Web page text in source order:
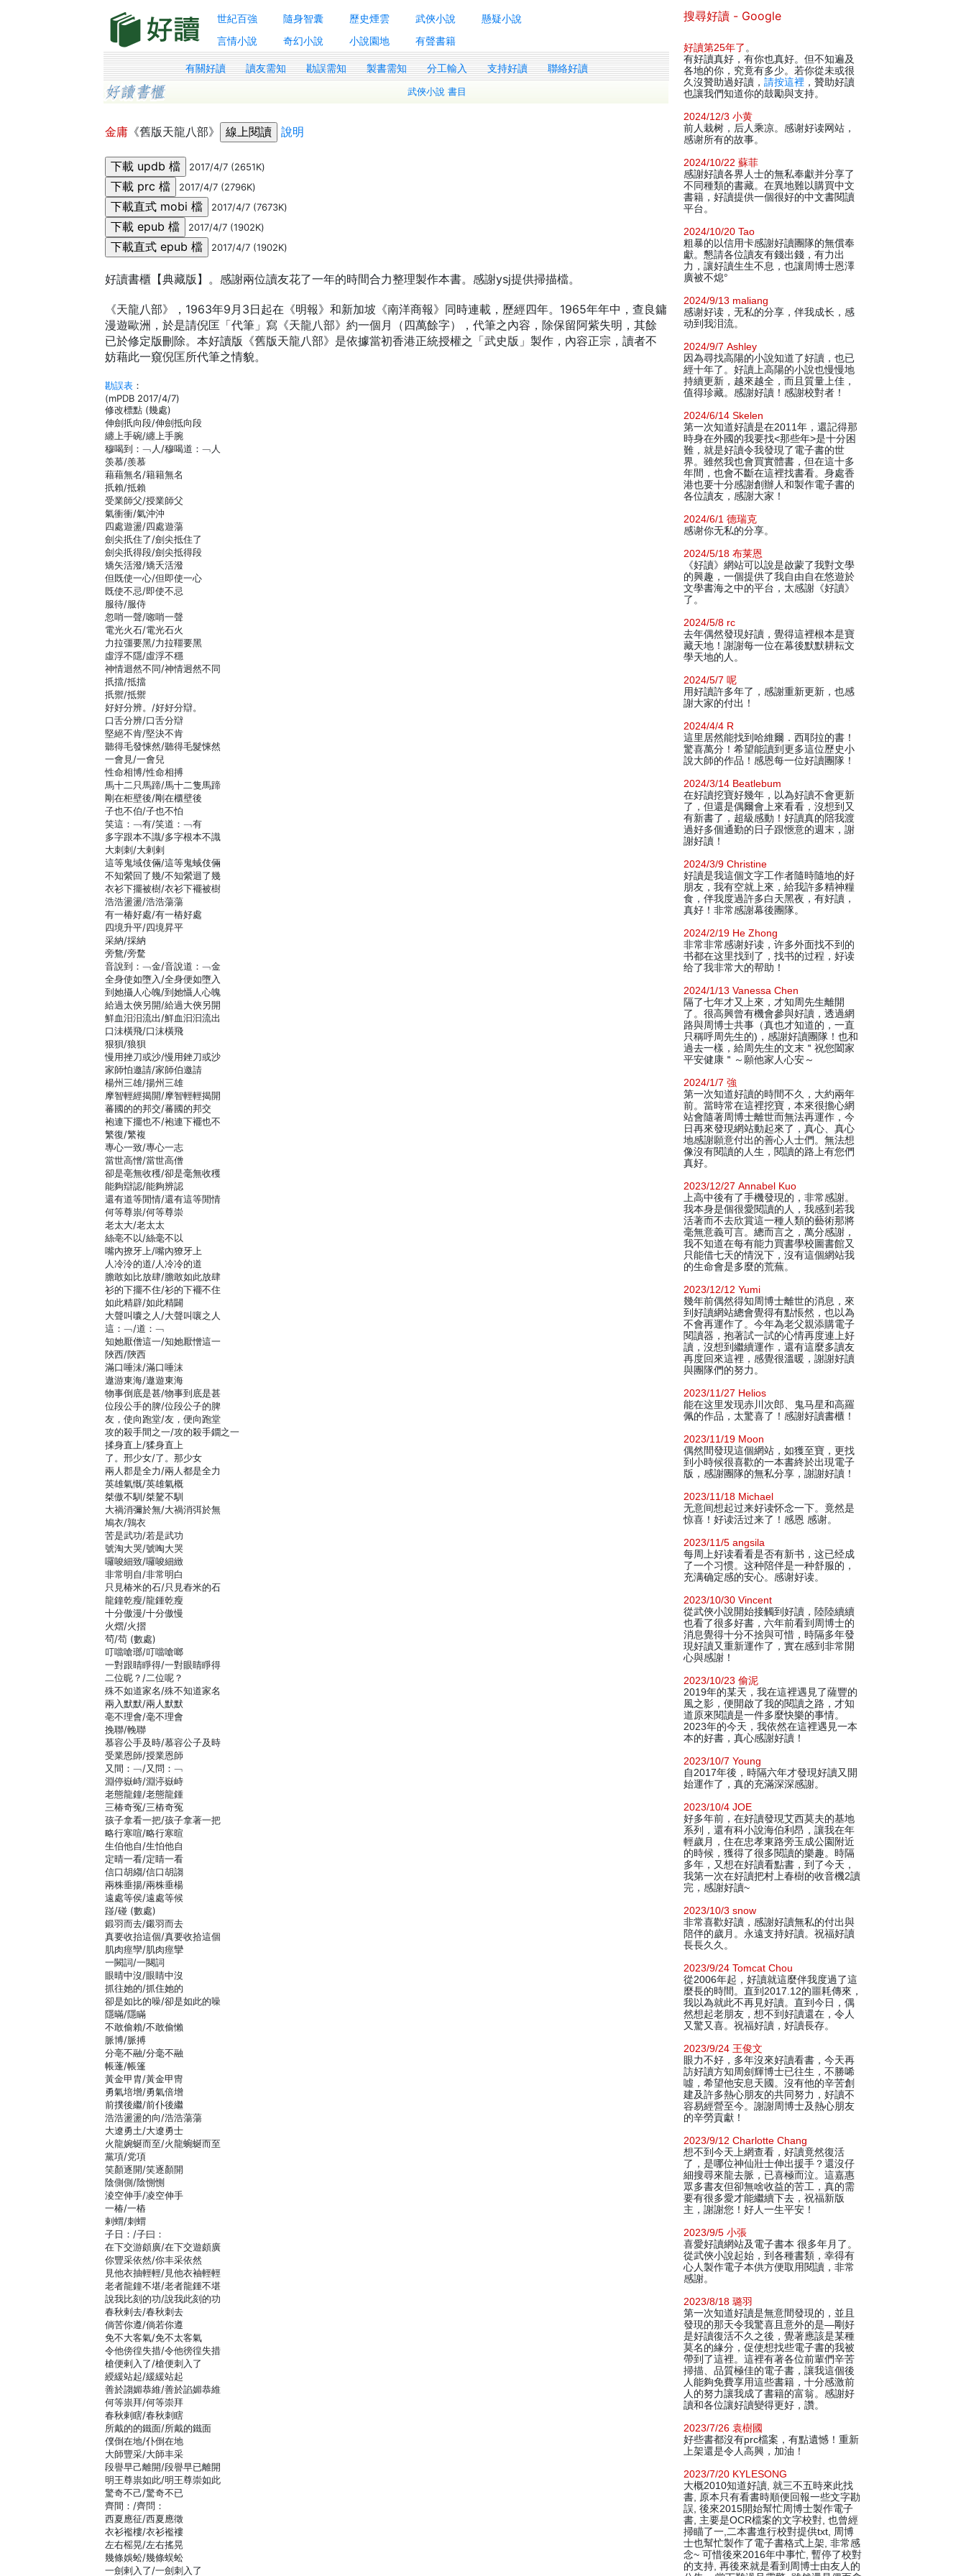
世紀百強 隨身智囊 歷史煙雲 武俠小說
懸疑小說
言情小說
奇幻小說 小說園地 有聲書籍
有關好讀 讀友需知 勘誤需知 製書需知 分工輸入 支持好讀 聯絡好讀
武俠小說 書目
金庸 《舊版天龍八部》 說明
2017/4/7 (2651K)
2017/4/7 (2796K)
2017/4/7 (7673K)
2017/4/7 (1902K)
2017/4/7 (1902K)
好讀書櫃【典藏版】。感謝兩位讀友花了一年的時間合力整理製作本書。感謝ysj提供掃描檔。
《天龍八部》，1963年9月3日起在《明報》和新加坡《南洋商報》同時連載，歷經四年。1965年年中，查良鏞
漫遊歐洲，於是請倪匡「代筆」寫《天龍八部》約一個月（四萬餘字），代筆之內容，除保留阿紫失明，其餘
已於修定版刪除。本好讀版《舊版天龍八部》是依據當初香港正統授權之「武史版」製作，內容正宗，讀者不
妨藉此一窺倪匡所代筆之情貌。
勘誤表 ：
(mPDB 2017/4/7)
修改標點 (幾處)
伸劍扺向段/伸劍抵向段
纏上手碗/纏上手腕
穆喝到：﹁人/穆喝道：﹁人
羡慕/羨慕
藉藉無名/籍籍無名
扺賴/抵賴
受業師父/授業師父
氣衝衝/氣沖沖
四處遊盪/四處遊蕩
劍尖扺住了/劍尖抵住了
劍尖扺得段/劍尖抵得段
矯矢活潑/矯夭活潑
但既使一心/但即使一心
既使不忌/即使不忌
服待/服侍
忽哨一聲/唿哨一聲
電光火石/電光石火
力拉彊要黑/力拉韁要黑
虛浮不隱/虛浮不穩
神情迴然不同/神情迥然不同
扺擋/抵擋
扺禦/抵禦
好好分辨。/好好分辯。
口舌分辨/口舌分辯
堅絕不肯/堅決不肯
聽得毛發悚然/聽得毛髮悚然
一會見/一會兒
性命相博/性命相搏
馬十二只馬蹄/馬十二隻馬蹄
剛在柜壁後/剛在櫃壁後
子也不伯/子也不怕
笑這：﹁有/笑道：﹁有
多字跟本不識/多字根本不識
大刺刺/大剌剌
這等鬼域伎倆/這等鬼蜮伎倆
不知縈回了幾/不知縈迴了幾
衣衫下擺被樹/衣衫下襬被樹
浩浩盪盪/浩浩蕩蕩
有一椿好處/有一樁好處
四境升平/四境昇平
采納/採納
旁鶩/旁騖
音說到：﹁金/音說道：﹁金
全身使如墮入/全身便如墮入
到她攝人心魄/到她懾人心魄
給過太俠另開/給過大俠另開
鮮血汨汨流出/鮮血汩汩流出
口沬橫飛/口沫橫飛
狠狽/狼狽
慢用挫刀或沙/慢用銼刀或沙
家師怕邀請/家師伯邀請
楊州三雄/揚州三雄
摩智輕經揭開/摩智輕輕揭開
蕃國的的邦交/蕃國的邦交
袍連下擺也不/袍連下襬也不
繁復/繁複
專心一致/專心一志
當世高憎/當世高僧
卻是亳無收穫/卻是毫無收穫
能夠辯認/能夠辨認
還有道等閒情/還有這等閒情
何等尊祟/何等尊崇
老太大/老太太
絲亳不以/絲毫不以
嘴內撩牙上/嘴內獠牙上
人冷泠的道/人冷冷的道
膽敢如比放肆/膽敢如此放肆
衫的下擺不住/衫的下襬不住
如此精辟/如此精闢
大聲叫囔之人/大聲叫嚷之人
這：﹁/道：﹁
知她厭僧這一/知她厭憎這一
陜西/陝西
滿口唾沬/滿口唾沫
遨游東海/遨遊東海
物事倒底是甚/物事到底是甚
位段公手的脾/位段公子的脾
友，使向跑堂/友，便向跑堂
攻的殺手間之一/攻的殺手鐗之一
揉身直上/猱身直上
了。邢少女/了。那少女
兩人郡是全力/兩人都是全力
英雄氣慨/英雄氣概
桀傲不馴/桀驁不馴
大禍消彌於無/大禍消弭於無
鳩衣/鶉衣
苦是武功/若是武功
號淘大哭/號啕大哭
囉唆細致/囉唆細緻
非常明自/非常明白
只見椿米的石/只見舂米的石
龍鐘乾瘦/龍鍾乾瘦
十分傲漫/十分傲慢
火熠/火摺
茍/苟 (數處)
叮噹嗆瑯/叮噹嗆啷
一對跟睛睜得/一對眼睛睜得
二位昵？/二位呢？
殊不如道家名/殊不知道家名
兩入默默/兩人默默
亳不理會/毫不理會
挽聯/輓聯
慕容公手及時/慕容公子及時
受業恩師/授業恩師
又間：﹁/又問：﹁
淵停嶽峙/淵渟嶽峙
老態龍鐘/老態龍鍾
三椿奇冤/三樁奇冤
孩子拿看一把/孩子拿著一把
略行寒喧/略行寒暄
生伯他自/生怕他自
定晴一看/定睛一看
信口胡縐/信口胡謅
兩株垂揚/兩株垂楊
遠處等侯/遠處等候
踫/碰 (數處)
鍛羽而去/鎩羽而去
真要收抬這個/真要收拾這個
肌肉痙孿/肌肉痙攣
一闕詞/一闋詞
眼晴中沒/眼睛中沒
抓往她的/抓住她的
卻是如比的噪/卻是如此的噪
隱暪/隱瞞
不敢偷賴/不敢偷懶
脈博/脈搏
分亳不融/分毫不融
帳蓬/帳篷
黃金甲胄/黃金甲冑
勇氣培增/勇氣倍增
前撲後繼/前仆後繼
浩浩盪盪的向/浩浩蕩蕩
大遼勇土/大遼勇士
火龍婉蜒而至/火龍蜿蜒而至
黨項/党項
笑顏逐開/笑逐顏開
陰側側/陰惻惻
淩空伸手/凌空伸手
一椿/一樁
剌蝟/刺蝟
子日：/子曰：
在下交游頗廣/在下交遊頗廣
你豐采依然/你丰采依然
見他衣抽輕輕/見他衣袖輕輕
老者龍鐘不堪/老者龍鍾不堪
說我比刻的功/說我此刻的功
春秋剌去/春秋刺去
倘苦你遵/倘若你遵
免不大客氣/免不太客氣
令他傍徨失措/令他徬徨失措
槍便剌入了/槍便刺入了
綬緩站起/緩緩站起
善於謅媚恭維/善於諂媚恭維
何等祟拜/何等崇拜
春秋剌瞎/春秋刺瞎
所戴的的鐵面/所戴的鐵面
僕倒在地/仆倒在地
大師豐采/大師丰采
段譽早己離開/段譽早已離開
明王尊祟如此/明王尊崇如此
驚奇不己/驚奇不已
齊間：/齊問：
西夏應征/西夏應徵
衣衫襤樓/衣衫襤褸
左右榣晃/左右搖晃
幾條娛蚣/幾條蜈蚣
一劍剌入了/一劍刺入了
搜尋好讀 - Google
好讀第25年了 。
有好讀真好，有你也真好。但不知遍及
各地的你，究竟有多少。若你從未或很
久沒贊助過好讀， 請按這裡 ，贊助好讀
也讓我們知道你的鼓勵與支持。
2024/12/3 小黄
前人栽树，后人乘凉。感谢好读网站，
感谢所有的故事。
2024/10/22 蘇菲
感謝好讀各界人士的無私奉獻并分享了
不同種類的書藏。在異地難以購買中文
書籍，好讀提供一個很好的中文書閱讀
平台。
2024/10/20 Tao
粗暴的以信用卡感謝好讀團隊的無償奉
獻。懇請各位讀友有錢出錢，有力出
力，讓好讀生生不息，也讓周博士恩澤
廣被不熄°
2024/9/13 maliang
感谢好读，无私的分享，伴我成长，感
动到我泪流。
2024/9/7 Ashley
因為尋找高陽的小說知道了好讀，也已
經十年了。好讀上高陽的小說也慢慢地
持續更新，越來越全，而且質量上佳，
值得珍藏。感謝好讀！感謝校對者！
2024/6/14 Skelen
第一次知道好讀是在2011年，還記得那
時身在外國的我要找<那些年>是十分困
難，就是好讀令我發現了電子書的世
界。雖然我也會買實體書，但在這十多
年間，也會不斷在這裡找書看。身處香
港也要十分感謝創辦人和製作電子書的
各位讀友，感謝大家！
2024/6/1 德瑞克
感谢你无私的分享。
2024/5/18 布莱恩
《好讀》網站可以說是啟蒙了我對文學
的興趣，一個提供了我自由自在悠遊於
文學書海之中的平台，太感謝《好讀》
了。
2024/5/8 rc
去年偶然發現好讀，覺得這裡根本是寶
藏天地！謝謝每一位在幕後默默耕耘文
學天地的人。
2024/5/7 呢
用好讀許多年了，感謝重新更新，也感
謝大家的付出！
2024/4/4 R
這里居然能找到哈維爾．西耶拉的書！
驚喜萬分！希望能讀到更多這位歷史小
說大師的作品！感恩每一位好讀團隊！
2024/3/14 Beatlebum
在好讀挖寶好幾年，以為好讀不會更新
了，但還是偶爾會上來看看，沒想到又
有新書了，超級感動！好讀真的陪我渡
過好多個通勤的日子跟愜意的週末，謝
謝好讀！
2024/3/9 Christine
好讀是我這個文字工作者隨時隨地的好
朋友，我有空就上來，給我許多精神糧
食，伴我度過許多白天黑夜，有好讀，
真好！非常感謝幕後團隊。
2024/2/19 He Zhong
非常非常感谢好读，许多外面找不到的
书都在这里找到了，找书的过程，好读
给了我非常大的帮助！
2024/1/13 Vanessa Chen
隔了七年才又上來，才知周先生離開
了。很高興曾有機會參與好讀，透過網
路與周博士共事（真也才知道的，一直
只稱呼周先生的)，感謝好讀團隊！也和
過去一樣，給周先生的文末＂祝您闔家
平安健康＂～願他家人心安～
2024/1/7 強
第一次知道好讀的時間不久，大約兩年
前。當時常在這裡挖寶，本來很擔心網
站會隨著周博士離世而無法再運作，今
日再來發現網站動起來了，真心、真心
地感謝願意付出的善心人士們。無法想
像沒有閱讀的人生，閱讀的路上有您們
真好。
2023/12/27 Annabel Kuo
上高中後有了手機發現的，非常感謝。
我本身是個很愛閱讀的人，我感到若我
活著而不去欣賞這一種人類的藝術那將
毫無意義可言。總而言之，萬分感謝，
我不知道在每有能力買書學校圖書館又
只能借七天的情況下，沒有這個網站我
的生命會是多麼的荒蕪。
2023/12/12 Yumi
幾年前偶然得知周博士離世的消息，來
到好讀網站總會覺得有點悵然，也以為
不會再運作了。今年為老父親添購電子
閱讀器，抱著試一試的心情再度連上好
讀，沒想到繼續運作，還有這麼多讀友
再度回來這裡，感覺很溫暖，謝謝好讀
與團隊們的努力。
2023/11/27 Helios
能在这里发现赤川次郎、鬼马星和高羅
佩的作品，太驚喜了！感謝好讀書櫃！
2023/11/19 Moon
偶然間發現這個網站，如獲至寶，更找
到小時候很喜歡的一本書終於出現電子
版，感謝團隊的無私分享，謝謝好讀！
2023/11/18 Michael
无意间想起过来好读怀念一下。竟然是
惊喜！好读活过来了！感恩 感谢。
2023/11/5 angsila
每周上好读看看是否有新书，这已经成
了一个习惯。这种陪伴是一种舒服的，
充满确定感的安心。感谢好读。
2023/10/30 Vincent
從武俠小說開始接觸到好讀，陸陸續續
也看了很多好書，六年前看到周博士的
消息覺得十分不捨與可惜，時隔多年發
現好讀又重新運作了，實在感到非常開
心與感謝！
2023/10/23 偷泥
2019年的某天，我在這裡遇見了薩豐的
風之影，便開啟了我的閱讀之路，才知
道原來閱讀是一件多麼快樂的事情。
2023年的今天，我依然在這裡遇見一本
本的好書，真心感謝好讀！
2023/10/7 Young
自2017年後，時隔六年才發現好讀又開
始運作了，真的充滿深深感謝。
2023/10/4 JOE
好多年前，在好讀發現艾西莫夫的基地
系列，還有科小說海伯利昂，讓我在年
輕歲月，住在忠孝東路旁玉成公園附近
的時候，獲得了很多閱讀的樂趣。時隔
多年，又想在好讀看點書，到了今天，
我第一次在好讀把村上春樹的收音機2讀
完，感謝好讀~
2023/10/3 snow
非常喜歡好讀，感謝好讀無私的付出與
陪伴的歲月。永遠支持好讀。祝福好讀
長長久久。
2023/9/24 Tomcat Chou
從2006年起，好讀就這麼伴我度過了這
麼長的時間。直到2017.12的噩耗傳來，
我以為就此不再見好讀。直到今日，偶
然想起老朋友，想不到好讀還在，令人
又驚又喜。祝福好讀，好讀長存。
2023/9/24 王俊文
眼力不好，多年沒來好讀看書，今天再
訪好讀方知周劍輝博士已往生，不勝唏
噓，希望他安息天國。沒有他的辛苦創
建及許多熱心朋友的共同努力，好讀不
容易經營至今。謝謝周博士及熱心朋友
的辛勞貢獻！
2023/9/12 Charlotte Chang
想不到今天上網查看，好讀竟然復活
了，是哪位神仙壯士伸出援手？還沒仔
細搜尋來龍去脈，已喜極而泣。這嘉惠
眾多書友但卻無啥收益的苦工，真的需
要有很多愛才能繼續下去，祝福新版
主，謝謝您！好人一生平安！
2023/9/5 小張
喜愛好讀網站及電子書本 很多年月了。
從武俠小說起始，到各種書類，幸得有
心人製作電子本供方便取用閱讀，非常
感謝。
2023/8/18 璐羽
第一次知道好讀是無意間發現的，並且
發現的那天令我驚喜且意外的是—剛好
是好讀復活不久之後，覺著應該是某種
莫名的緣分，促使想找些電子書的我被
帶到了這裡。這裡有著各位前輩們辛苦
掃描、品質極佳的電子書，讓我這個後
人能夠免費享用這些書籍，十分感激前
人的努力讓我成了書籍的富翁。感謝好
讀和各位讓好讀變得更好，讚。
2023/7/26 袁樹國
好些書都沒有prc檔案，有點遺憾！重新
上架還是令人高興，加油！
2023/7/20 KYLESONG
大概2010知道好讀, 就三不五時來此找
書, 原本只有看書時順便回報一些文字勘
誤, 後來2015開始幫忙周博士製作電子
書, 主要是OCR檔案的文字校對, 也曾經
掃瞄了一,二本書進行校對提供txt, 周博
士也幫忙製作了電子書格式上架, 非常感
念~ 可惜後來2016年中事忙, 暫停了校對
的支持, 再後來就是看到周博士由友人的